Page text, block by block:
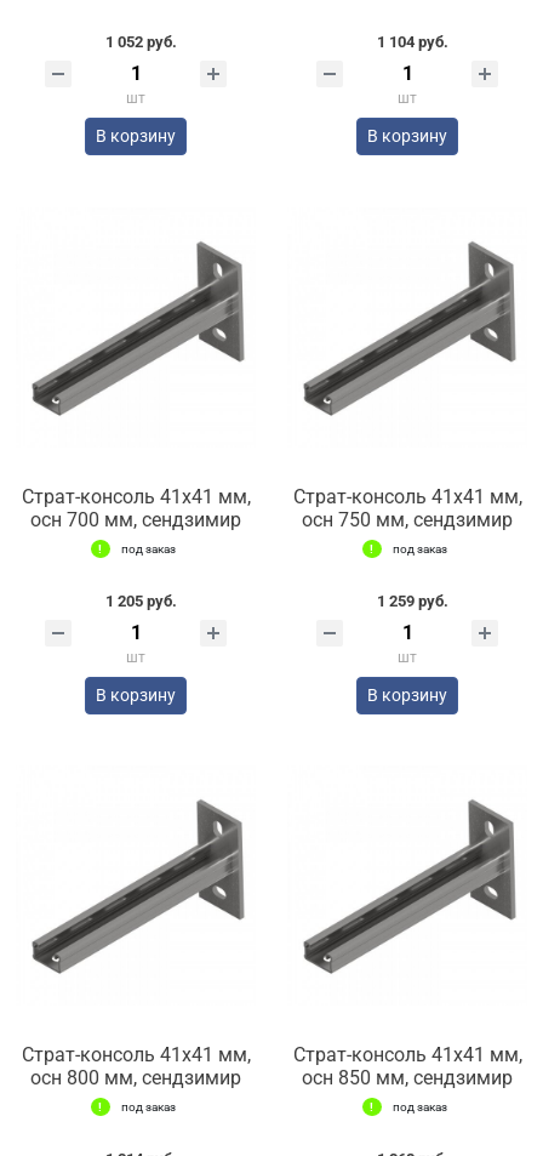
1 052 руб.
шт
В корзину
1 104 руб.
шт
В корзину
Страт-консоль 41х41 мм,
осн 700 мм, сендзимир
под заказ
1 205 руб.
шт
В корзину
Страт-консоль 41х41 мм,
осн 750 мм, сендзимир
под заказ
1 259 руб.
шт
В корзину
Страт-консоль 41х41 мм,
осн 800 мм, сендзимир
под заказ
Страт-консоль 41х41 мм,
осн 850 мм, сендзимир
под заказ